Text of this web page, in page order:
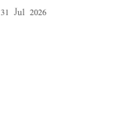
31 Jul 2026